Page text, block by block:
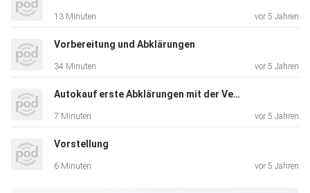
13 Minuten vor 5 Jahren
Vorbereitung und Abklärungen
34 Minuten vor 5 Jahren
Autokauf erste Abklärungen mit der Verwaltung
7 Minuten vor 5 Jahren
Vorstellung
6 Minuten vor 5 Jahren